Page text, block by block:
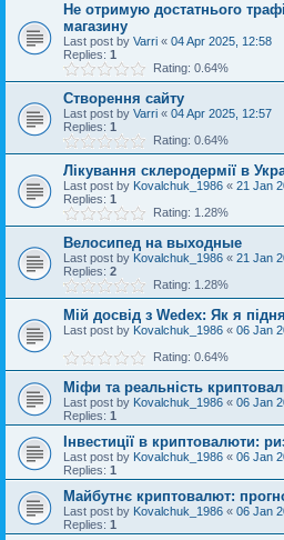
Не отримую достатнього
магазину
Last post by Varri « 04 Apr 2025, 12:58
Replies: 1
Rating: 0.64%
Створення сайту
Last post by Varri « 04 Apr 2025, 12:57
Replies: 1
Rating: 0.64%
Лікування склеродермії в
Last post by Kovalchuk_1986 « 21 Jan
Replies: 1
Rating: 1.28%
Велосипед на выходные
Last post by Kovalchuk_1986 « 21 Jan
Replies: 2
Rating: 1.28%
Мій досвід з Wedex: Як я
Last post by Kovalchuk_1986 « 06 Jan
Rating: 0.64%
Міфи та реальність
Last post by Kovalchuk_1986 « 06 Jan
Replies: 1
Інвестиції в криптовалюти:
Last post by Kovalchuk_1986 « 06 Jan
Replies: 1
Майбутнє криптовалют:
Last post by Kovalchuk_1986 « 06 Jan
Replies: 1